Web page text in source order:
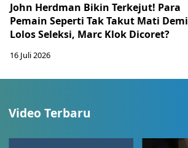
John Herdman Bikin Terkejut! Para
Pemain Seperti Tak Takut Mati Demi
Lolos Seleksi, Marc Klok Dicoret?
16 Juli 2026
Video Terbaru